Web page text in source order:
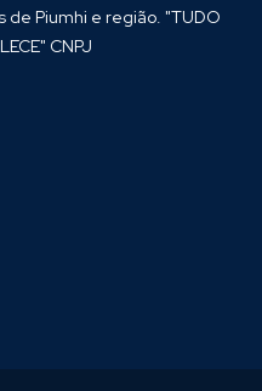
de Piumhi e região. "TUDO
CNPJ